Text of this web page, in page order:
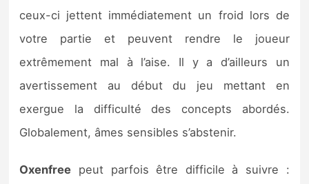
ceux-ci jettent immédiatement un froid lors de
votre partie et peuvent rendre le joueur
extrêmement mal à l’aise. Il y a d’ailleurs un
avertissement au début du jeu mettant en
exergue la difficulté des concepts abordés.
Globalement, âmes sensibles s’abstenir.
Oxenfree peut parfois être difficile à suivre :